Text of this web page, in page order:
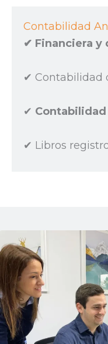
Contabilidad
✔︎ Financiera y
✔︎ Contabilidad
✔︎ Contabilidad
✔︎ Libros